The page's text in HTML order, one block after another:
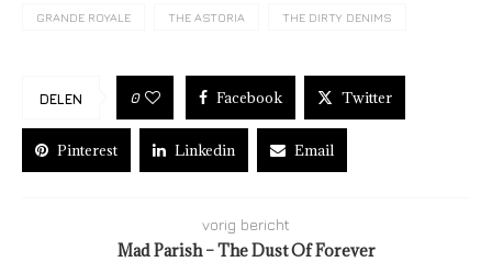
GRANDE ROYALE THE ASTORIA THE DIRTY DENIMS
DELEN 0 Facebook Twitter
Pinterest Linkedin Email
vorig bericht
Mad Parish – The Dust Of Forever